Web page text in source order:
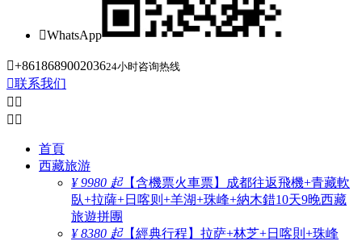
WhatsApp
+861868900203624小时咨询热线
联系我们
 
 
首頁
西藏旅游
¥ 9980 起【含機票火車票】成都往返飛機+青藏軟
臥+拉薩+日喀则+羊湖+珠峰+納木錯10天9晚西藏
旅遊拼團
¥ 8380 起【經典行程】拉萨+林芝+日喀則+珠峰